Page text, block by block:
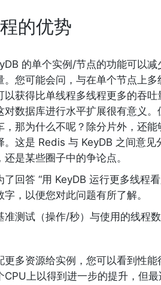
的优势
的单个实例/节点的功能可以
。您可能会问，与在单个节点上
以获得比单线程多线程更多的吞
对数据库进行水平扩展很有意义
，那为什么不呢？除分片外，还
。这是 Redis 与 KeyDB 之间意
还是某些圈子中的争论点。
了回答 “用 KeyDB 运行更多线程
字，以便您对此问题有所了解。
准测试（操作/秒）与使用的线程
更多资源给实例，您可以看到性
CPU上以得到进一步的提升，但